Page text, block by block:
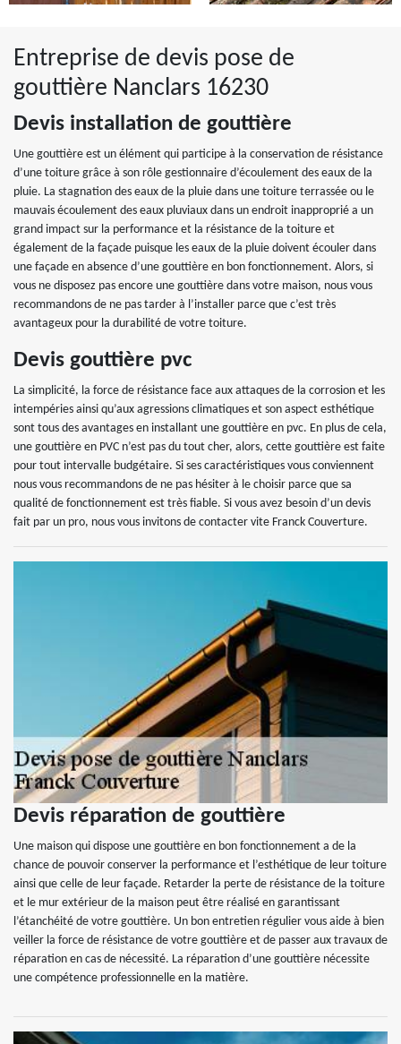
Entreprise de devis pose de
gouttière Nanclars 16230
Devis installation de gouttière
Une gouttière est un élément qui participe à la conservation de résistance
d’une toiture grâce à son rôle gestionnaire d’écoulement des eaux de la
pluie. La stagnation des eaux de la pluie dans une toiture terrassée ou le
mauvais écoulement des eaux pluviaux dans un endroit inapproprié a un
grand impact sur la performance et la résistance de la toiture et
également de la façade puisque les eaux de la pluie doivent écouler dans
une façade en absence d’une gouttière en bon fonctionnement. Alors, si
vous ne disposez pas encore une gouttière dans votre maison, nous vous
recommandons de ne pas tarder à l’installer parce que c’est très
avantageux pour la durabilité de votre toiture.
Devis gouttière pvc
La simplicité, la force de résistance face aux attaques de la corrosion et les
intempéries ainsi qu’aux agressions climatiques et son aspect esthétique
sont tous des avantages en installant une gouttière en pvc. En plus de cela,
une gouttière en PVC n’est pas du tout cher, alors, cette gouttière est faite
pour tout intervalle budgétaire. Si ses caractéristiques vous conviennent
nous vous recommandons de ne pas hésiter à le choisir parce que sa
qualité de fonctionnement est très fiable. Si vous avez besoin d’un devis
fait par un pro, nous vous invitons de contacter vite Franck Couverture.
Devis réparation de gouttière
Une maison qui dispose une gouttière en bon fonctionnement a de la
chance de pouvoir conserver la performance et l’esthétique de leur toiture
ainsi que celle de leur façade. Retarder la perte de résistance de la toiture
et le mur extérieur de la maison peut être réalisé en garantissant
l’étanchéité de votre gouttière. Un bon entretien régulier vous aide à bien
veiller la force de résistance de votre gouttière et de passer aux travaux de
réparation en cas de nécessité. La réparation d’une gouttière nécessite
une compétence professionnelle en la matière.